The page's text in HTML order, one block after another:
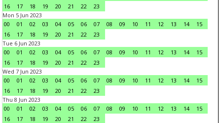
16
17 18 19 20 21 22
23
Mon 5 Jun 2023
00
01 02 03 04 05 06 07 08 09 10 11 12 13 14
15
16
17 18 19 20 21 22
23
Tue 6 Jun 2023
00
01 02 03 04 05 06 07 08 09 10 11 12 13 14
15
16
17 18 19 20 21 22
23
Wed 7 Jun 2023
00
01 02 03 04 05 06 07 08 09 10 11 12 13 14
15
16
17 18 19 20 21 22
23
Thu 8 Jun 2023
00
01 02 03 04 05 06 07 08 09 10 11 12 13 14
15
16
17 18 19 20 21 22
23